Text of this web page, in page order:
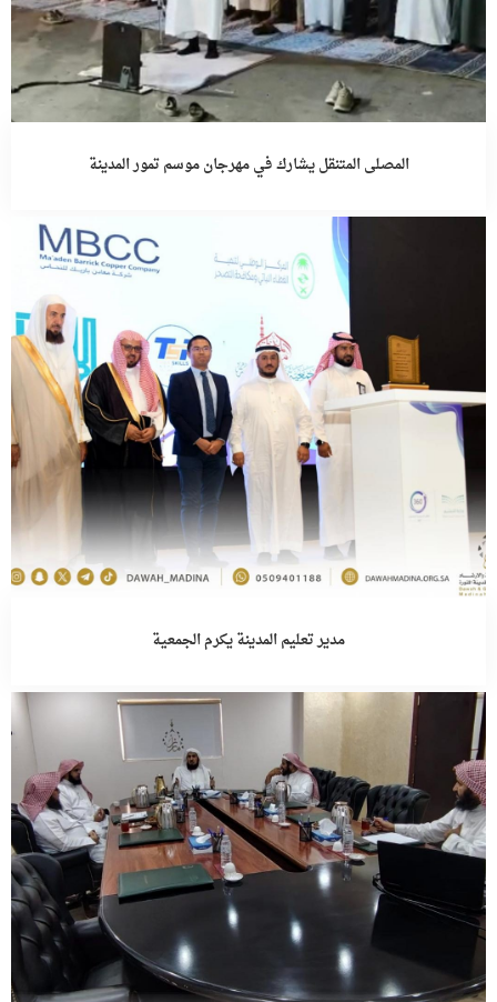
المصلى المتنقل يشارك في مهرجان موسم تمور المدينة
مدير تعليم المدينة يكرم الجمعية